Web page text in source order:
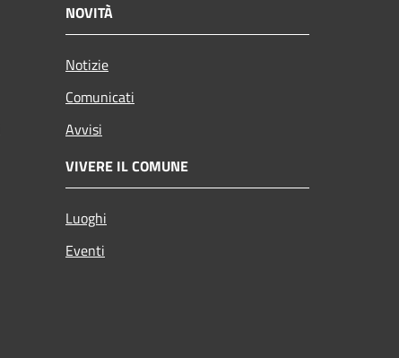
NOVITÀ
Notizie
Comunicati
Avvisi
VIVERE IL COMUNE
Luoghi
Eventi